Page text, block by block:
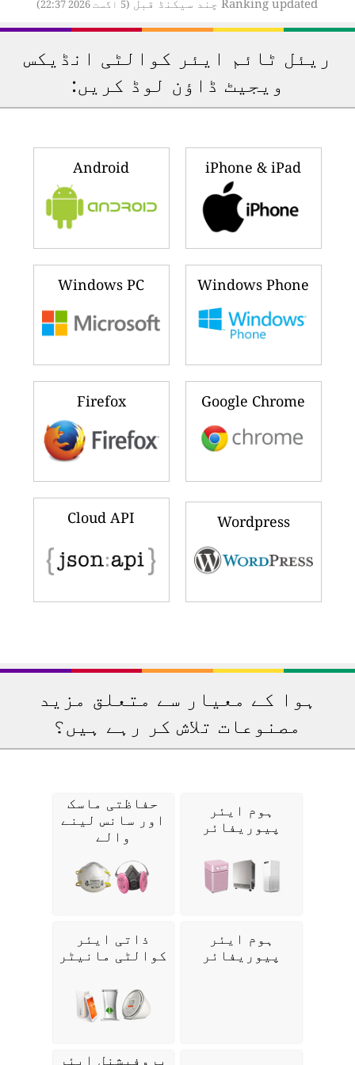
Ranking updated چند سیکنڈ قبل (5 اگست 2026 22:37)
ریئل ٹائم ایئر کوالٹی انڈیکس
ویجیٹ ڈاؤن لوڈ کریں:
iPhone & iPad
Android
Windows Phone
Windows PC
Google Chrome
Firefox
Wordpress
Cloud API
ہوا کے معیار سے متعلق مزید
مصنوعات تلاش کر رہے ہیں؟
ہوم ایئر
پیوریفائر
حفاظتی ماسک
اور سانس لینے
والے
ہوم ایئر
پیوریفائر
ذاتی ایئر
کوالٹی مانیٹر
پروفیشنل ایئر